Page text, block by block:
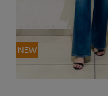
NEW